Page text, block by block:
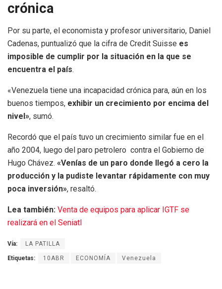
crónica
Por su parte, el economista y profesor universitario, Daniel
Cadenas, puntualizó que la cifra de Credit Suisse es
imposible de cumplir por la situación en la que se
encuentra el país.
«Venezuela tiene una incapacidad crónica para, aún en los
buenos tiempos, exhibir un crecimiento por encima del
nivel», sumó.
Recordó que el país tuvo un crecimiento similar fue en el
año 2004, luego del paro petrolero contra el Gobierno de
Hugo Chávez. «Venías de un paro donde llegó a cero la
producción y la pudiste levantar rápidamente con muy
poca inversión», resaltó.
Lea también: Venta de equipos para aplicar IGTF se
realizará en el Seniatl
Vía: LA PATILLA
Etiquetas: 10ABR ECONOMÍA Venezuela